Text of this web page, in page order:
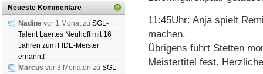
Neueste Kommentare
Nadine vor 1 Monat zu SGL-
Talent Laertes Neuhoff mit 16
Jahren zum FIDE-Meister
ernannt!
Marcus vor 3 Monaten zu SGL-
11:45Uhr: Anja spielt
machen.
Übrigens führt Stetten
Meistertitel fest.